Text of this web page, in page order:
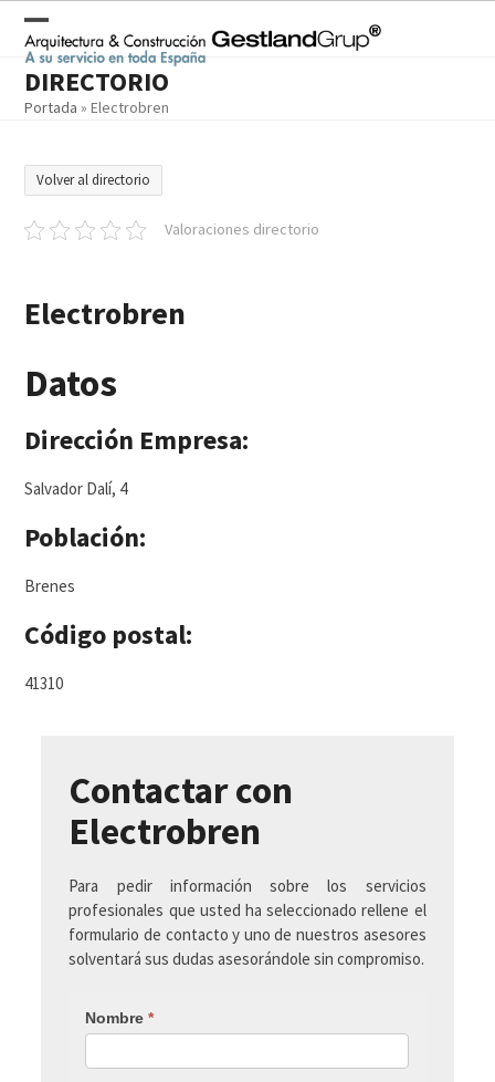
contentOpen
mobile
menu
Close
mobile
menu
DIRECTORIO
Portada »Electrobren
Volver al directorio
Valoraciones directorio
Electrobren
Datos
Dirección Empresa:
Salvador Dalí, 4
Población:
Brenes
Código postal:
41310
Contactar con
Electrobren
Para pedir información sobre los servicios
profesionales que usted ha seleccionado rellene el
formulario de contacto y uno de nuestros asesores
solventará sus dudas asesorándole sin compromiso.
Nombre*